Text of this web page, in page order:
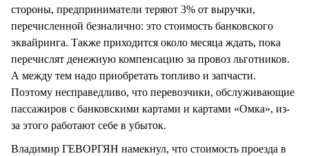
стороны, предприниматели теряют 3% от выручки,
перечисленной безналично: это стоимость банковского
эквайринга. Также приходится около месяца ждать, пока
перечислят денежную компенсацию за провоз льготников.
А между тем надо приобретать топливо и запчасти.
Поэтому несправедливо, что перевозчики, обслуживающие
пассажиров с банковскими картами и картами «Омка», из-
за этого работают себе в убыток.
Владимир ГЕВОРГЯН намекнул, что стоимость проезда в